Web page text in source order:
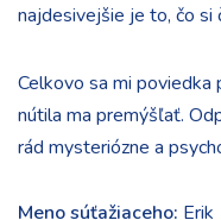
najdesivejšie je to, čo si
Celkovo sa mi poviedka
nútila ma premýšľať.
rád mysteriózne a
Meno súťažiaceho: Erik